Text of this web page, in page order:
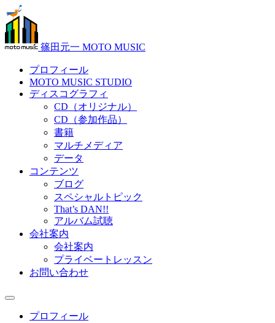
篠田元一 MOTO MUSIC
プロフィール
MOTO MUSIC STUDIO
ディスコグラフィ
CD（オリジナル）
CD（参加作品）
書籍
マルチメディア
データ
コンテンツ
ブログ
スペシャルトピック
That’s DAN!!
アルバム試聴
会社案内
会社案内
プライベートレッスン
お問い合わせ
プロフィール